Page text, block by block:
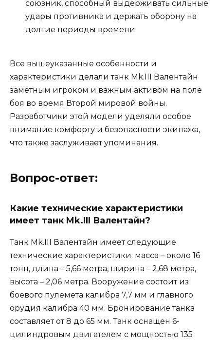
союзник, способный выдерживать сильные
удары противника и держать оборону на
долгие периоды времени.
Все вышеуказанные особенности и
характеристики делали танк Mk.III Валентайн
заметным игроком и важным активом на поле
боя во время Второй мировой войны.
Разработчики этой модели уделяли особое
внимание комфорту и безопасности экипажа,
что также заслуживает упоминания.
Вопрос-ответ:
Какие технические характеристики
имеет танк Mk.III Валентайн?
Танк Mk.III Валентайн имеет следующие
технические характеристики: масса – около 16
тонн, длина – 5,66 метра, ширина – 2,68 метра,
высота – 2,06 метра. Вооружение состоит из
боевого пулемета калибра 7,7 мм и главного
орудия калибра 40 мм. Бронирование танка
составляет от 8 до 65 мм. Танк оснащен 6-
цилиндровым двигателем с мощностью 135